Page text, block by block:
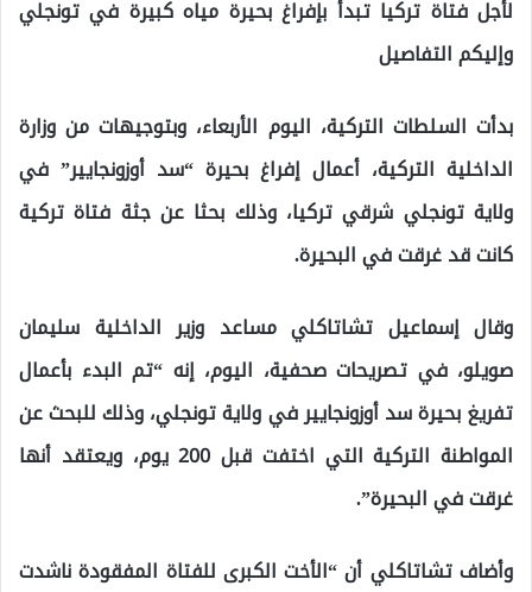
لأجل فتاة تركيا تبدأ بإفراغ بحيرة مياه كبيرة في تونجلي
وإليكم التفاصيل
بدأت السلطات التركية، اليوم الأربعاء، وبتوجيهات من وزارة
الداخلية التركية، أعمال إفراغ بحيرة “سد أوزونجايير” في
ولاية تونجلي شرقي تركيا، وذلك بحثا عن جثة فتاة تركية
كانت قد غرقت في البحيرة.
وقال إسماعيل تشاتاكلي مساعد وزير الداخلية سليمان
صويلو، في تصريحات صحفية، اليوم، إنه “تم البدء بأعمال
تفريغ بحيرة سد أوزونجايير في ولاية تونجلي، وذلك للبحث عن
المواطنة التركية التي اختفت قبل 200 يوم، ويعتقد أنها
غرقت في البحيرة”.
وأضاف تشاتاكلي أن “الأخت الكبرى للفتاة المفقودة ناشدت